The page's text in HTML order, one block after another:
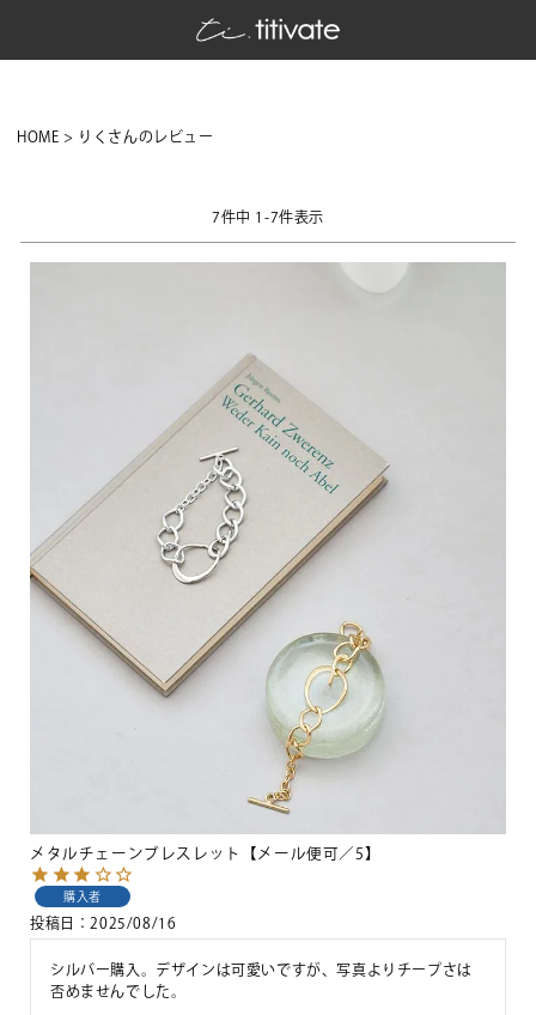
HOME りくさんのレビュー
7件中 1 -7件表示
メタルチェーンブレスレット【メール便可／5】
購入者
投稿日 2025/08/16
シルバー購入。デザインは可愛いですが、写真よりチープさは
否めませんでした。